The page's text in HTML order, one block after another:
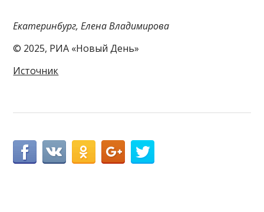
Екатеринбург, Елена Владимирова
© 2025, РИА «Новый День»
Источник